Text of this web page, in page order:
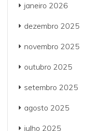
janeiro 2026
dezembro 2025
novembro 2025
outubro 2025
setembro 2025
agosto 2025
julho 2025